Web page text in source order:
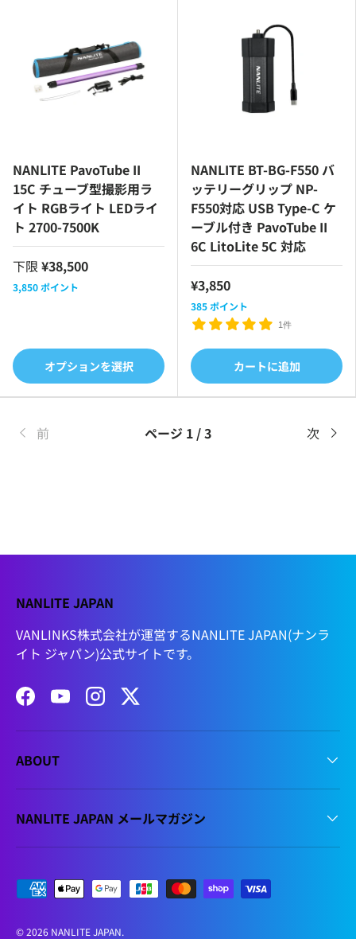
NANLITE PavoTube II
15C チューブ型撮影用ラ
イト RGBライト LEDライ
ト 2700-7500K
下限 ¥38,500
3,850ポイント
オプションを選択
NANLITE BT-BG-F550 バ
ッテリーグリップ NP-
F550対応 USB Type-C ケ
ーブル付き PavoTube II
6C LitoLite 5C 対応
¥3,850
385ポイント
1件
カートに追加
前 ページ 1 / 3 次
NANLITE JAPAN
VANLINKS株式会社が運営するNANLITE JAPAN(ナンラ
イト ジャパン)公式サイトです。
FacebookYouTubeInstagramTwitter
ABOUT
NANLITE JAPAN メールマガジン
支払方法
© 2026 NANLITE JAPAN.